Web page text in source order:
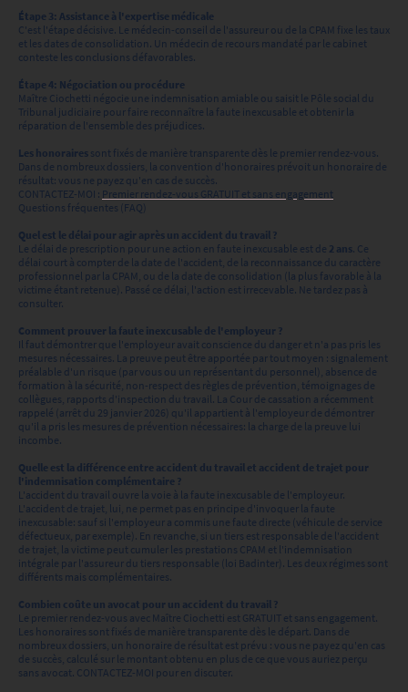
Étape 3: Assistance à l'expertise médicale
C'est l'étape décisive. Le médecin-conseil de l'assureur ou de la CPAM fixe les taux
et les dates de consolidation. Un médecin de recours mandaté par le cabinet
conteste les conclusions défavorables.
Étape 4: Négociation ou procédure
Maître Ciochetti négocie une indemnisation amiable ou saisit le Pôle social du
Tribunal judiciaire pour faire reconnaître la faute inexcusable et obtenir la
réparation de l'ensemble des préjudices.
Les honoraires sont fixés de manière transparente dès le premier rendez-vous.
Dans de nombreux dossiers, la convention d'honoraires prévoit un honoraire de
résultat: vous ne payez qu'en cas de succès.
CONTACTEZ-MOI : Premier rendez-vous GRATUIT et sans engagement
Questions fréquentes (FAQ)
Quel est le délai pour agir après un accident du travail ?
Le délai de prescription pour une action en faute inexcusable est de 2 ans. Ce
délai court à compter de la date de l'accident, de la reconnaissance du caractère
professionnel par la CPAM, ou de la date de consolidation (la plus favorable à la
victime étant retenue). Passé ce délai, l'action est irrecevable. Ne tardez pas à
consulter.
Comment prouver la faute inexcusable de l'employeur ?
Il faut démontrer que l'employeur avait conscience du danger et n'a pas pris les
mesures nécessaires. La preuve peut être apportée par tout moyen : signalement
préalable d'un risque (par vous ou un représentant du personnel), absence de
formation à la sécurité, non-respect des règles de prévention, témoignages de
collègues, rapports d'inspection du travail. La Cour de cassation a récemment
rappelé (arrêt du 29 janvier 2026) qu'il appartient à l'employeur de démontrer
qu'il a pris les mesures de prévention nécessaires: la charge de la preuve lui
incombe.
Quelle est la différence entre accident du travail et accident de trajet pour
l'indemnisation complémentaire ?
L'accident du travail ouvre la voie à la faute inexcusable de l'employeur.
L'accident de trajet, lui, ne permet pas en principe d'invoquer la faute
inexcusable: sauf si l'employeur a commis une faute directe (véhicule de service
défectueux, par exemple). En revanche, si un tiers est responsable de l'accident
de trajet, la victime peut cumuler les prestations CPAM et l'indemnisation
intégrale par l'assureur du tiers responsable (loi Badinter). Les deux régimes sont
différents mais complémentaires.
Combien coûte un avocat pour un accident du travail ?
Le premier rendez-vous avec Maître Ciochetti est GRATUIT et sans engagement.
Les honoraires sont fixés de manière transparente dès le départ. Dans de
nombreux dossiers, un honoraire de résultat est prévu : vous ne payez qu'en cas
de succès, calculé sur le montant obtenu en plus de ce que vous auriez perçu
sans avocat. CONTACTEZ-MOI pour en discuter.